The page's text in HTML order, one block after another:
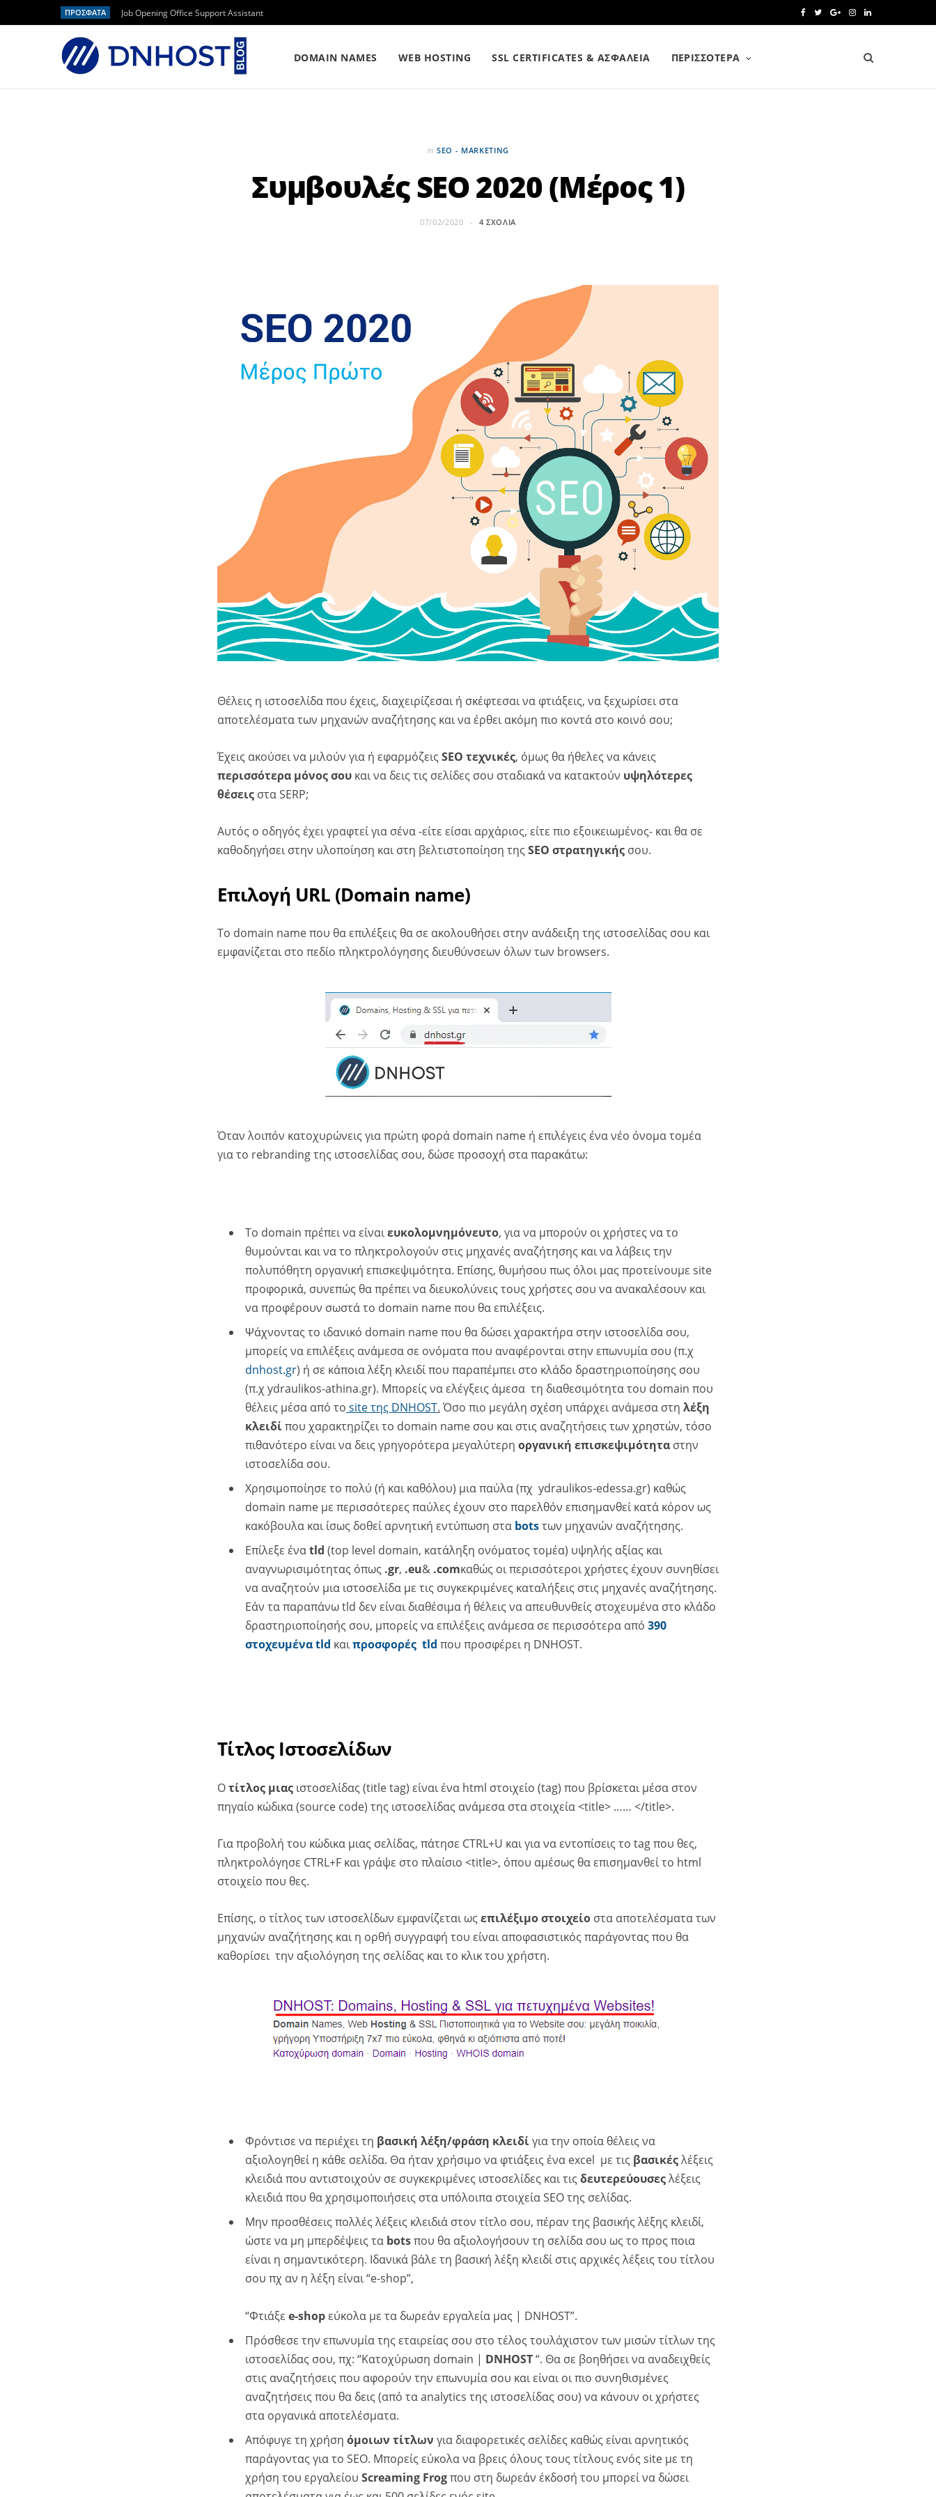
ΠΡΟΣΦΑΤΑ Job Opening Office Support Assistant T G I L
n
DOMAIN NAMES WEB HOSTING SSL CERTIFICATES & ΑΣΦΑΛΕΙΑ ΠΕΡΙΣΣΌΤΕΡΑ
in SEO - MARKETING
Συμβουλές SEO 2020 (Μέρος 1)
07/02/2020 4 ΣΧΌΛΙΑ
Θέλεις η ιστοσελίδα που έχεις, διαχειρίζεσαι ή σκέφτεσαι να φτιάξεις, να ξεχωρίσει στα
αποτελέσματα των μηχανών αναζήτησης και να έρθει ακόμη πιο κοντά στο κοινό σου;
Έχεις ακούσει να μιλούν για ή εφαρμόζεις SEO τεχνικές, όμως θα ήθελες να κάνεις
περισσότερα μόνος σου και να δεις τις σελίδες σου σταδιακά να κατακτούν υψηλότερες
θέσεις στα SERP;
Αυτός ο οδηγός έχει γραφτεί για σένα -είτε είσαι αρχάριος, είτε πιο εξοικειωμένος- και θα σε
καθοδηγήσει στην υλοποίηση και στη βελτιστοποίηση της SEO στρατηγικής σου.
Επιλογή URL (Domain name)
Το domain name που θα επιλέξεις θα σε ακολουθήσει στην ανάδειξη της ιστοσελίδας σου και
εμφανίζεται στο πεδίο πληκτρολόγησης διευθύνσεων όλων των browsers.
Όταν λοιπόν κατοχυρώνεις για πρώτη φορά domain name ή επιλέγεις ένα νέο όνομα τομέα
για το rebranding της ιστοσελίδας σου, δώσε προσοχή στα παρακάτω:
Το domain πρέπει να είναιευκολομνημόνευτο, για να μπορούν οι χρήστες να το
θυμούνται και να το πληκτρολογούν στις μηχανές αναζήτησης και να λάβεις την
πολυπόθητη οργανική επισκεψιμότητα. Επίσης, θυμήσου πως όλοι μας προτείνουμε site
προφορικά, συνεπώς θα πρέπει να διευκολύνεις τους χρήστες σου να ανακαλέσουν και
να προφέρουν σωστά το domain name που θα επιλέξεις.
Ψάχνοντας το ιδανικό domain name που θα δώσει χαρακτήρα στην ιστοσελίδα σου,
μπορείς να επιλέξεις ανάμεσα σε ονόματα που αναφέρονται στην επωνυμία σου (π.χ
dnhost.gr) ή σε κάποια λέξη κλειδί που παραπέμπει στο κλάδο δραστηριοποίησης σου
(π.χ ydraulikos-athina.gr). Μπορείς να ελέγξεις άμεσα τη διαθεσιμότητα του domain που
θέλεις μέσα από το site της DNHOST. Όσο πιο μεγάλη σχέση υπάρχει ανάμεσα στη λέξη
κλειδίπου χαρακτηρίζει το domain name σου και στις αναζητήσεις των χρηστών, τόσο
πιθανότερο είναι να δεις γρηγορότερα μεγαλύτερη οργανική επισκεψιμότητα στην
ιστοσελίδα σου.
Χρησιμοποίησε το πολύ (ή και καθόλου) μια παύλα (πχ ydraulikos-edessa.gr) καθώς
domain name με περισσότερες παύλες έχουν στο παρελθόν επισημανθεί κατά κόρον ως
κακόβουλα και ίσως δοθεί αρνητική εντύπωση στα botsτων μηχανών αναζήτησης.
Επίλεξε έναtld (top level domain, κατάληξη ονόματος τομέα) υψηλής αξίας και
αναγνωρισιμότητας όπως .gr, .eu& .comκαθώς οι περισσότεροι χρήστες έχουν συνηθίσει
να αναζητούν μια ιστοσελίδα με τις συγκεκριμένες καταλήξεις στις μηχανές αναζήτησης.
Εάν τα παραπάνω tld δεν είναι διαθέσιμα ή θέλεις να απευθυνθείς στοχευμένα στο κλάδο
δραστηριοποίησής σου, μπορείς να επιλέξεις ανάμεσα σε περισσότερα από 390
στοχευμένα tld καιπροσφορές tld που προσφέρει η DNHOST.
Τίτλος Ιστοσελίδων
Οτίτλος μιας ιστοσελίδας (title tag) είναι ένα html στοιχείο (tag) που βρίσκεται μέσα στον
πηγαίο κώδικα (source code) της ιστοσελίδας ανάμεσα στα στοιχεία <title> …… </title>.
Για προβολή του κώδικα μιας σελίδας, πάτησε CTRL+U και για να εντοπίσεις το tag που θες,
πληκτρολόγησε CTRL+F και γράψε στο πλαίσιο <title>, όπου αμέσως θα επισημανθεί το html
στοιχείο που θες.
Επίσης, ο τίτλος των ιστοσελίδων εμφανίζεται ως επιλέξιμο στοιχείο στα αποτελέσματα των
μηχανών αναζήτησης και η ορθή συγγραφή του είναι αποφασιστικός παράγοντας που θα
καθορίσει την αξιολόγηση της σελίδας και το κλικ του χρήστη.
Φρόντισε να περιέχει τη βασική λέξη/φράση κλειδίγια την οποία θέλεις να
αξιολογηθεί η κάθε σελίδα. Θα ήταν χρήσιμο να φτιάξεις ένα excel με τις βασικέςλέξεις
κλειδιά που αντιστοιχούν σε συγκεκριμένες ιστοσελίδες και τις δευτερεύουσεςλέξεις
κλειδιά που θα χρησιμοποιήσεις στα υπόλοιπα στοιχεία SEO της σελίδας.
Μην προσθέσεις πολλές λέξεις κλειδιά στον τίτλο σου, πέραν της βασικής λέξης κλειδί,
ώστε να μη μπερδέψεις τα botsπου θα αξιολογήσουν τη σελίδα σου ως το προς ποια
είναι η σημαντικότερη. Ιδανικά βάλε τη βασική λέξη κλειδί στις αρχικές λέξεις του τίτλου
σου πχ αν η λέξη είναι “e-shop”,
“Φτιάξε e-shopεύκολα με τα δωρεάν εργαλεία μας | DNHOST”.
Πρόσθεσε την επωνυμία της εταιρείας σου στο τέλος τουλάχιστον των μισών τίτλων της
ιστοσελίδας σου, πχ: “Κατοχύρωση domain | DNHOST“. Θα σε βοηθήσει να αναδειχθείς
στις αναζητήσεις που αφορούν την επωνυμία σου και είναι οι πιο συνηθισμένες
αναζητήσεις που θα δεις (από τα analytics της ιστοσελίδας σου) να κάνουν οι χρήστες
στα οργανικά αποτελέσματα.
Απόφυγε τη χρήση όμοιων τίτλων για διαφορετικές σελίδες καθώς είναι αρνητικός
παράγοντας για το SEO. Μπορείς εύκολα να βρεις όλους τους τίτλους ενός site με τη
χρήση του εργαλείου Screaming Frogπου στη δωρεάν έκδοσή του μπορεί να δώσει